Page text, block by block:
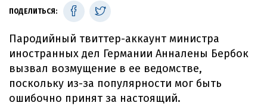
ПОДЕЛИТЬСЯ:
Пародийный твиттер-аккаунт министра
иностранных дел Германии Анналены Бербок
вызвал возмущение в ее ведомстве,
поскольку из-за популярности мог быть
ошибочно принят за настоящий.